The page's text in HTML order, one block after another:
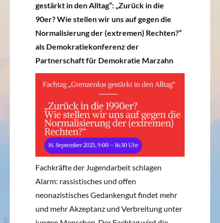
gestärkt in den Alltag“: „Zurück in die
90er? Wie stellen wir uns auf gegen die
Normalisierung der (extremen) Rechten?“
als Demokratiekonferenz der
Partnerschaft für Demokratie Marzahn
Fachkräfte der Jugendarbeit schlagen
Alarm: rassistisches und offen
neonazistisches Gedankengut findet mehr
und mehr Akzeptanz und Verbreitung unter